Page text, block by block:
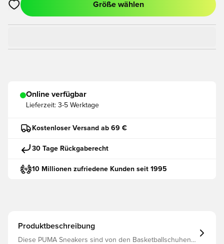
Öffnet ein neues Fenster zum Anmelden oder Registrieren
Größe wählen
Online verfügbar
Lieferzeit: 3-5 Werktage
Kostenloser Versand ab 69 €
30 Tage Rückgaberecht
10 Millionen zufriedene Kunden seit 1995
Produktbeschreibung
Diese PUMA Sneakers sind von den Basketballschuhen